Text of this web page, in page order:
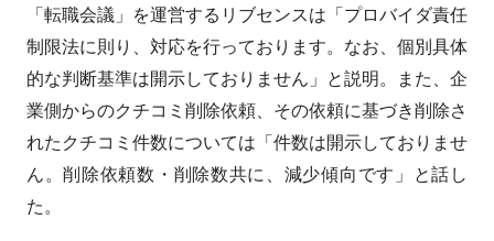
「転職会議」を運営するリブセンスは「プロバイダ責任
制限法に則り、対応を行っております。なお、個別具体
的な判断基準は開示しておりません」と説明。また、企
業側からのクチコミ削除依頼、その依頼に基づき削除さ
れたクチコミ件数については「件数は開示しておりませ
ん。削除依頼数・削除数共に、減少傾向です」と話し
た。